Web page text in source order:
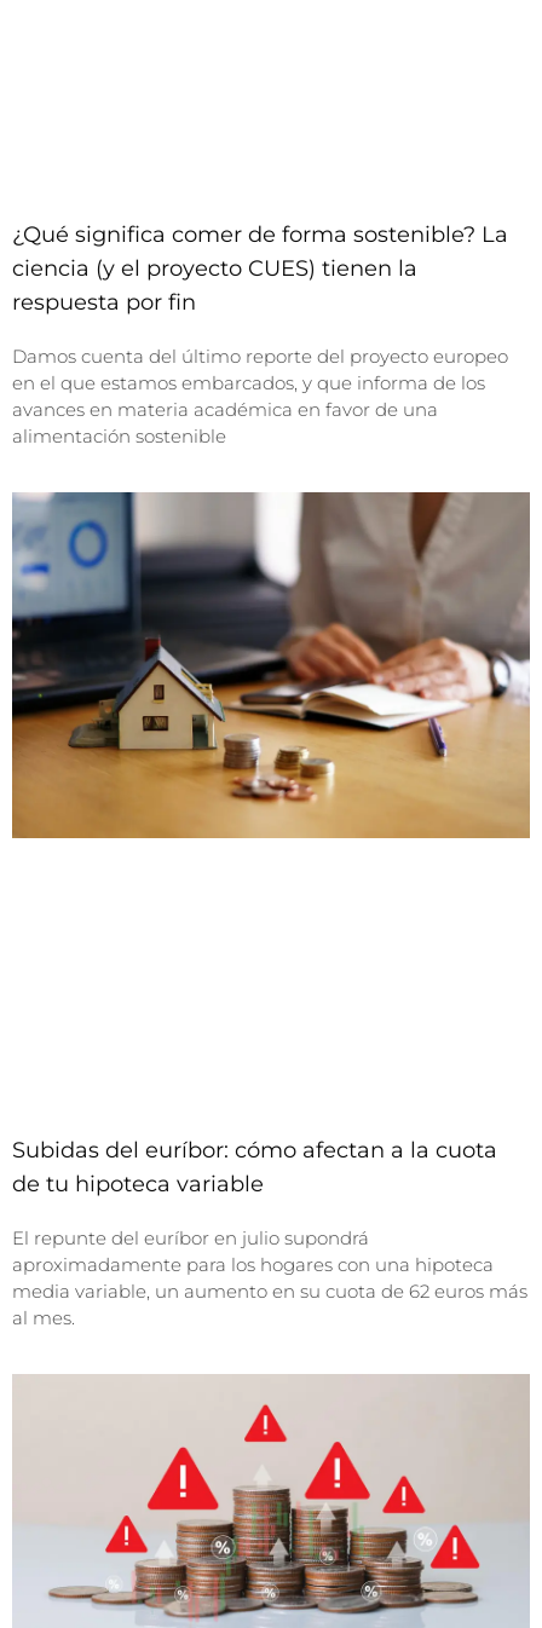
¿Qué significa comer de forma sostenible? La
ciencia (y el proyecto CUES) tienen la
respuesta por fin
Damos cuenta del último reporte del proyecto europeo
en el que estamos embarcados, y que informa de los
avances en materia académica en favor de una
alimentación sostenible
Subidas del euríbor: cómo afectan a la cuota
de tu hipoteca variable
El repunte del euríbor en julio supondrá
aproximadamente para los hogares con una hipoteca
media variable, un aumento en su cuota de 62 euros más
al mes.